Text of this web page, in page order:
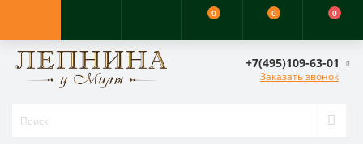
0 0 0
+7(495)109-63-01
Заказать звонок